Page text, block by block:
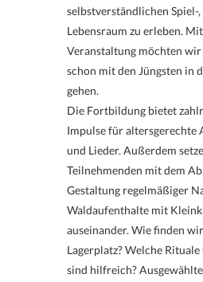
selbstverständlichen Spiel-
Lebensraum zu erleben.
Veranstaltung möchten wir
schon mit den Jüngsten in
gehen.
Die Fortbildung bietet
Impulse für altersgerechte
und Lieder. Außerdem
Teilnehmenden mit dem
Gestaltung regelmäßiger
Waldaufenthalte mit
auseinander. Wie finden
Lagerplatz? Welche
sind hilfreich?